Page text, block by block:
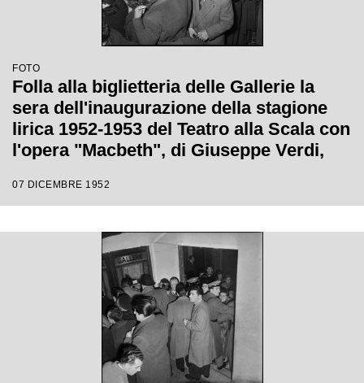
FOTO
Folla alla biglietteria delle Gallerie la
sera dell'inaugurazione della stagione
lirica 1952-1953 del Teatro alla Scala con
l'opera "Macbeth", di Giuseppe Verdi,
di Carl Ebert
07 DICEMBRE 1952